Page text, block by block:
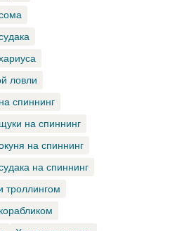
ловли
спиннинг
на спиннинг
на спиннинг
на спиннинг
троллингом